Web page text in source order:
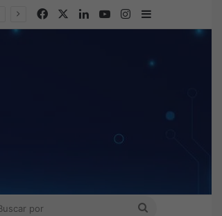
FacebookLinkedInYouTubeInstagram
Barra lateral
skin
BUSCAR